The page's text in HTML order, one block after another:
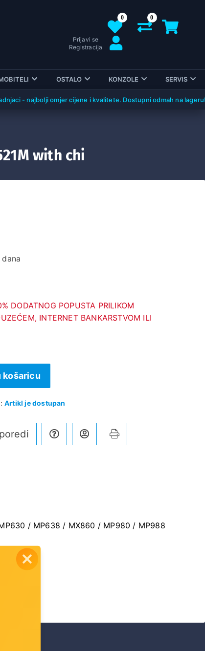
0
0
Prijavi se
Registracija
OSTALO KONZOLE SERVIS
najbolji omjer cijene i kvalitete. Dostupni odmah na lageru!
with chi
DODATNOG POPUSTA PRILIKOM
INTERNET BANKARSTVOM ILI
košaricu
Artikl je dostupan
/ MP638 / MX860 / MP980 / MP988